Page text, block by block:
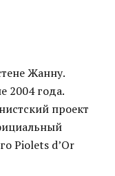
Жанну.
2004 года.
проект
Piolets d’Or